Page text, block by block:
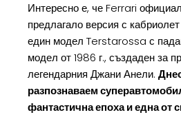
Интересно е, че Ferrari
предлагало версия с
един модел Terstarossa с
модел от 1986 г., създаден за
легендарния Джани Анели.
разпознаваем
фантастична епоха и една от